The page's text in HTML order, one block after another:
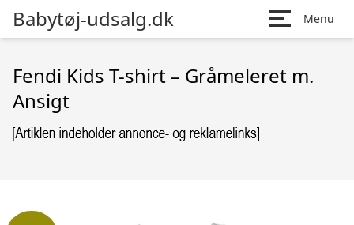
Babytøj-udsalg.dk Menu
Fendi Kids T-shirt – Gråmeleret m.
Ansigt